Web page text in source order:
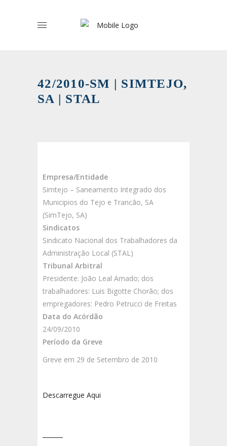
42/2010-SM | SIMTEJO,
SA | STAL
Empresa/Entidade
Simtejo – Saneamento Integrado dos
Municipios do Tejo e Trancão, SA
(SimTejo, SA)
Sindicatos
Sindicato Nacional dos Trabalhadores da
Administração Local (STAL)
Tribunal Arbitral
Presidente: João Leal Amado; dos
trabalhadores: Luis Bigotte Chorão; dos
empregadores: Pedro Petrucci de Freitas
Data do Acórdão
24/09/2010
Período da Greve
Greve em 29 de Setembro de 2010
Descarregue Aqui